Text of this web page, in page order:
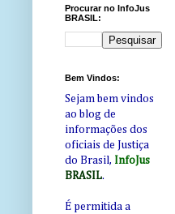
Procurar no InfoJus
BRASIL:
Bem Vindos:
Sejam bem vindos
ao blog de
informações dos
oficiais de Justiça
do Brasil, InfoJus
BRASIL.
É permitida a